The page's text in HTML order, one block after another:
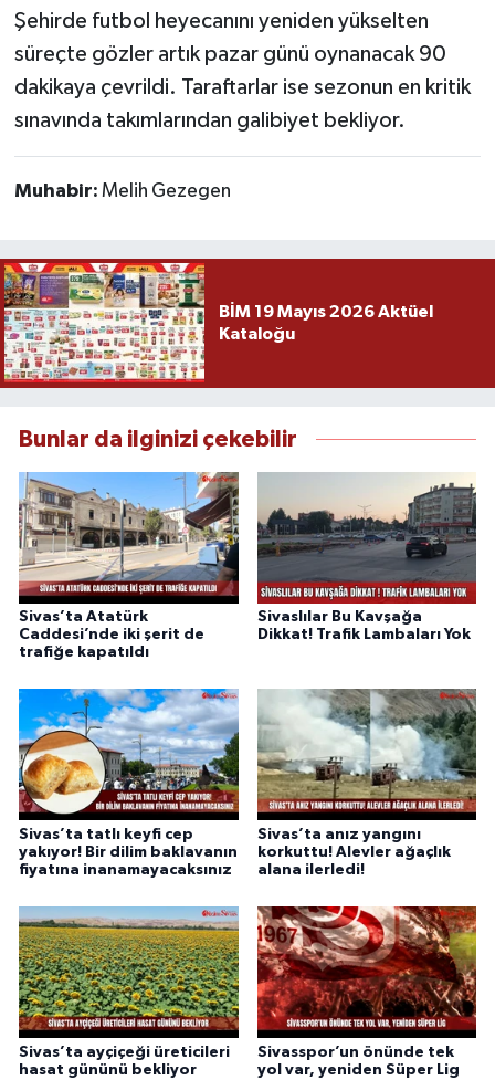
Şehirde futbol heyecanını yeniden yükselten
süreçte gözler artık pazar günü oynanacak 90
dakikaya çevrildi. Taraftarlar ise sezonun en kritik
sınavında takımlarından galibiyet bekliyor.
Muhabir: Melih Gezegen
BİM 19 Mayıs 2026 Aktüel
Kataloğu
Bunlar da ilginizi çekebilir
Sivas’ta Atatürk
Caddesi’nde iki şerit de
trafiğe kapatıldı
Sivaslılar Bu Kavşağa
Dikkat! Trafik Lambaları Yok
Sivas’ta tatlı keyfi cep
yakıyor! Bir dilim baklavanın
fiyatına inanamayacaksınız
Sivas’ta anız yangını
korkuttu! Alevler ağaçlık
alana ilerledi!
Sivas’ta ayçiçeği üreticileri
hasat gününü bekliyor
Sivasspor’un önünde tek
yol var, yeniden Süper Lig